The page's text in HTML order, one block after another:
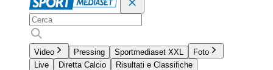
Video Pressing Sportmediaset XXL
Foto
Live
Diretta Calcio
Risultati e Classifiche